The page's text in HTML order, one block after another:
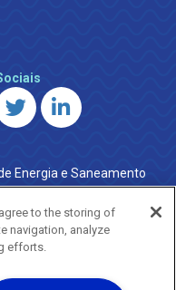
Energia e Saneamento
Janeiro
(WhatsApp) ·
to the storing of
navigation, analyze
efforts.